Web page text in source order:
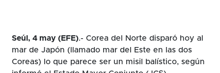
Seúl, 4 may (EFE).- Corea del Norte disparó hoy al
mar de Japón (llamado mar del Este en las dos
Coreas) lo que parece ser un misil balístico, según